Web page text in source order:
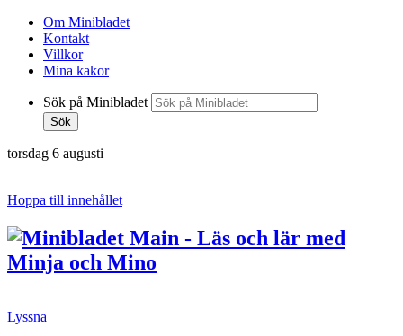
Om Minibladet
Kontakt
Villkor
Mina kakor
Sök på Minibladet
Sök
torsdag 6 augusti
Hoppa till innehållet
Lyssna